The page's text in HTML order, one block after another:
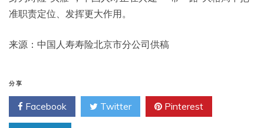
准职责定位、发挥更大作用。
来源：中国人寿寿险北京市分公司供稿
分享
Facebook Twitter Pinterest